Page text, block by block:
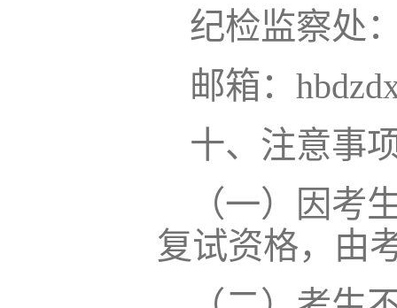
纪检监察处
邮箱：
十、注意事
（一）因考
复试资格，由